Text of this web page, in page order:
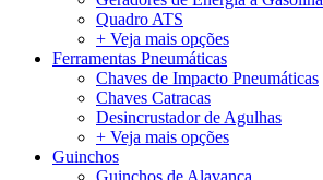
Quadro ATS
+ Veja mais opções
Ferramentas Pneumáticas
Chaves de Impacto Pneumáticas
Chaves Catracas
Desincrustador de Agulhas
+ Veja mais opções
Guinchos
Guinchos de Alavanca